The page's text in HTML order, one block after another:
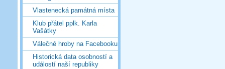
Vlastenecká památná místa
Klub přátel pplk. Karla
Vašátky
Válečné hroby na Facebooku
Historická data osobností a
událostí naší republiky